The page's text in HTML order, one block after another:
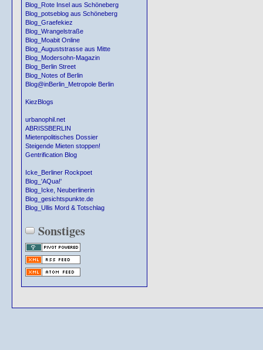
Blog_Rote Insel aus Schöneberg
Blog_potseblog aus Schöneberg
Blog_Graefekiez
Blog_Wrangelstraße
Blog_Moabit Online
Blog_Auguststrasse aus Mitte
Blog_Modersohn-Magazin
Blog_Berlin Street
Blog_Notes of Berlin
Blog@inBerlin_Metropole Berlin
KiezBlogs
urbanophil.net
ABRISSBERLIN
Mietenpolitisches Dossier
Steigende Mieten stoppen!
Gentrification Blog
Icke_Berliner Rockpoet
Blog_'AQua!'
Blog_Icke, Neuberlinerin
Blog_gesichtspunkte.de
Blog_Ullis Mord & Totschlag
Sonstiges